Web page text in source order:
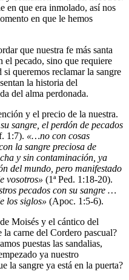
en que era inmolado, así nos
en que le hemos
que nuestra fe más santa
el pecado, sino que requiere
queremos reclamar la sangre
la historia del
del alma perdonada.
y el precio de la nuestra.
sangre, el perdón de pecados
1:7). «…no con cosas
la sangre preciosa de
y sin contaminación, ya
del mundo, pero manifestado
vosotros» (1ª Ped. 1:18-20).
pecados con su sangre …
los siglos» (Apoc. 1:5-6).
Moisés y el cántico del
la carne del Cordero pascual?
puestas las sandalias,
ya nuestro
la sangre ya está en la puerta?